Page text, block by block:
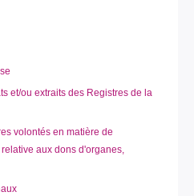
et/ou extraits des Registres de la
volontés en matière de
aux dons d'organes,